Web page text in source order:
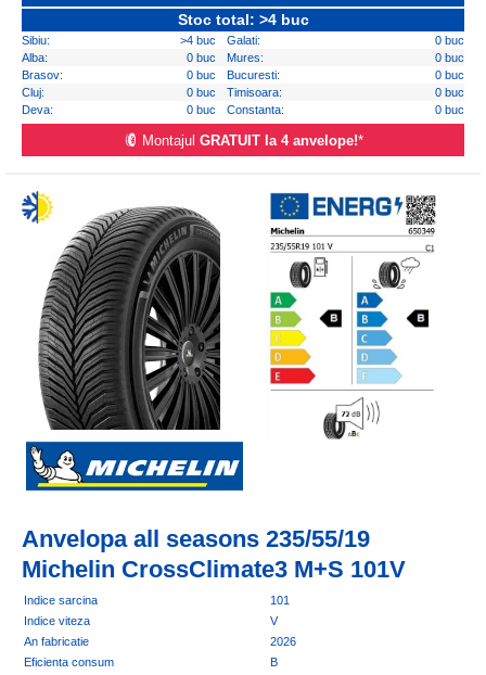
Stoc total: >4 buc
Sibiu: >4 buc Galati:
0 buc
Alba:
0 buc Mures:
0 buc
Brasov:
0 buc Bucuresti:
0 buc
Cluj:
0 buc Timisoara:
0 buc
Deva:
0 buc Constanta: 0 buc
Montajul GRATUIT la 4 anvelope!*
Anvelopa all seasons 235/55/19
Michelin CrossClimate3 M+S 101V
Indice sarcina
101
Indice viteza
V
An fabricatie
2026
Eficienta consum
B